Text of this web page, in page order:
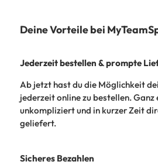
Deine Vorteile bei
Jederzeit bestellen & prompte
Ab jetzt hast du die Möglichkeit
jederzeit online zu bestellen. Ganz
unkompliziert und in kurzer Zeit
geliefert.
Sicheres Bezahlen